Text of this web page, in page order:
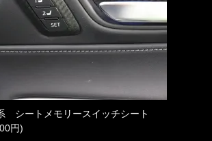
シートメモリースイッチシート
円)